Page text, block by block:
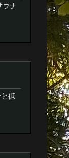
ウナ
低